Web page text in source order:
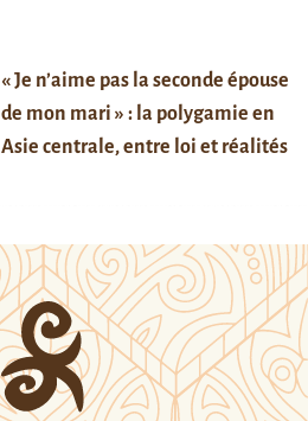
« Je n’aime pas la seconde épouse
de mon mari » : la polygamie en
Asie centrale, entre loi et réalités